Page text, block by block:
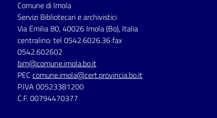
Seguici
su
Comune di Imola
Servizi Bibliotecari e archivistici
Via Emilia 80, 40026 Imola (Bo), Italia
centralino: tel 0542.6026.36 fax
0542.602602
bim@comune.imola.bo.it
PEC comune.imola@cert.provincia.bo.it
P.IVA 00523381200
C.F. 00794470377